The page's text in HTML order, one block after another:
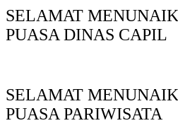
SELAMAT
PUASA DINAS CAPIL
SELAMAT
PUASA PARIWISATA